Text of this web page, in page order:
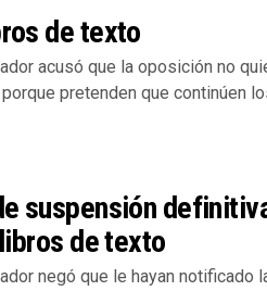
de texto
acusó que la oposición no
pretenden que continúen
suspensión
de texto
negó que le hayan notificado